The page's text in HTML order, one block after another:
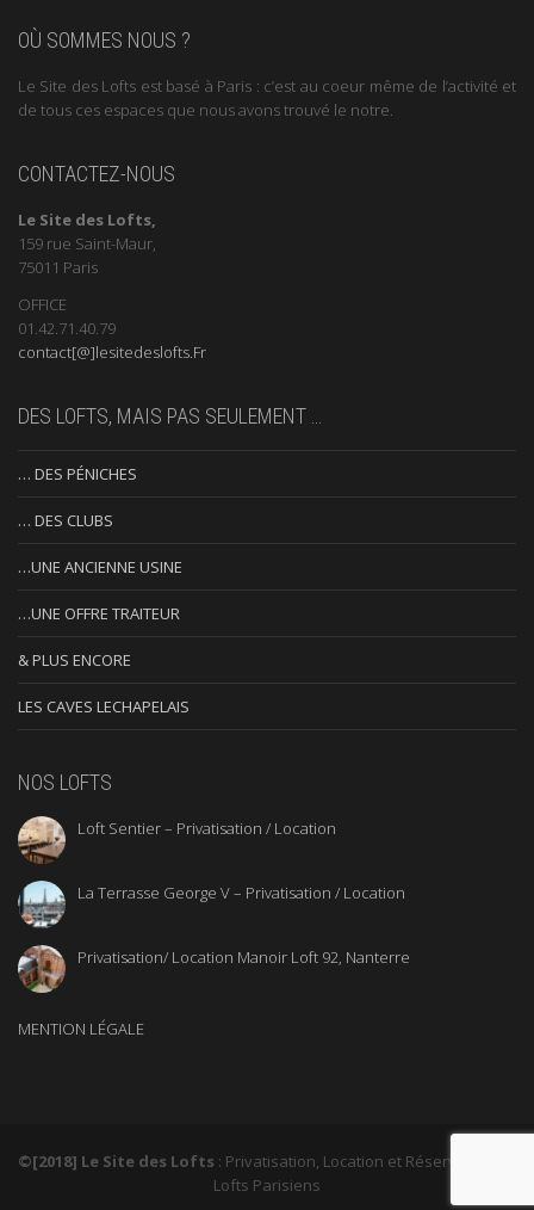
OÙ SOMMES NOUS ?
Le Site des Lofts est basé à Paris : c’est au coeur même de l’activité et
de tous ces espaces que nous avons trouvé le notre.
CONTACTEZ-NOUS
Le Site des Lofts,
159 rue Saint-Maur,
75011 Paris
OFFICE
01.42.71.40.79
contact[@]lesitedeslofts.Fr
DES LOFTS, MAIS PAS SEULEMENT …
… DES PÉNICHES
… DES CLUBS
…UNE ANCIENNE USINE
…UNE OFFRE TRAITEUR
& PLUS ENCORE
LES CAVES LECHAPELAIS
NOS LOFTS
Loft Sentier – Privatisation / Location
La Terrasse George V – Privatisation / Location
Privatisation/ Location Manoir Loft 92, Nanterre
MENTION LÉGALE
©[2018] Le Site des Lofts : Privatisation, Location et Réservation de
Lofts Parisiens